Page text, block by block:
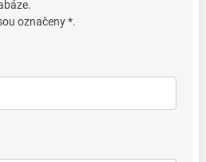
označeny *.